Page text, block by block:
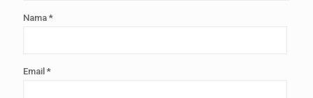
Nama *
Email *